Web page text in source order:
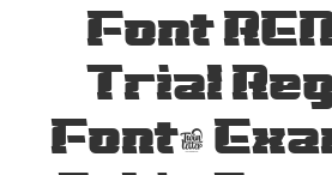
Font
Trial
Font.